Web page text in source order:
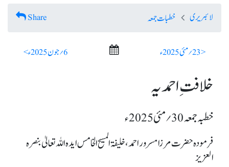
لائبریری خطبات جمعہ Share
< 23؍ مئی 2025ء 6؍ جون 2025ء >
خلافتِ احمدیہ
خطبہ جمعہ 30؍ مئی 2025ء
فرمودہ حضرت مرزا مسرور احمد، خلیفۃ المسیح الخامس ایدہ اللہ تعالیٰ بنصرہ
العزیز